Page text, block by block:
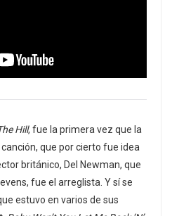
Hill, fue la primera vez que la
que por cierto fue idea
británico, Del Newman, que
fue el arreglista. Y sí se
estuvo en varios de sus